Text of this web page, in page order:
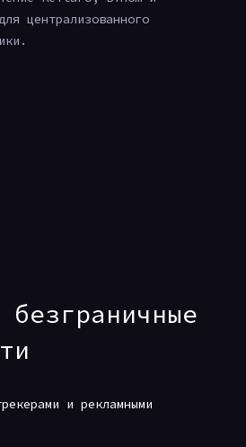
централизованного
и рекламными